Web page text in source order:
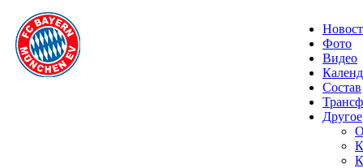
Фото
Видео
Состав
Другое